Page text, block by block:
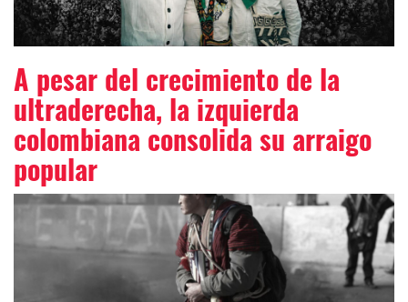
A pesar del crecimiento de la
ultraderecha, la izquierda
colombiana consolida su arraigo
popular